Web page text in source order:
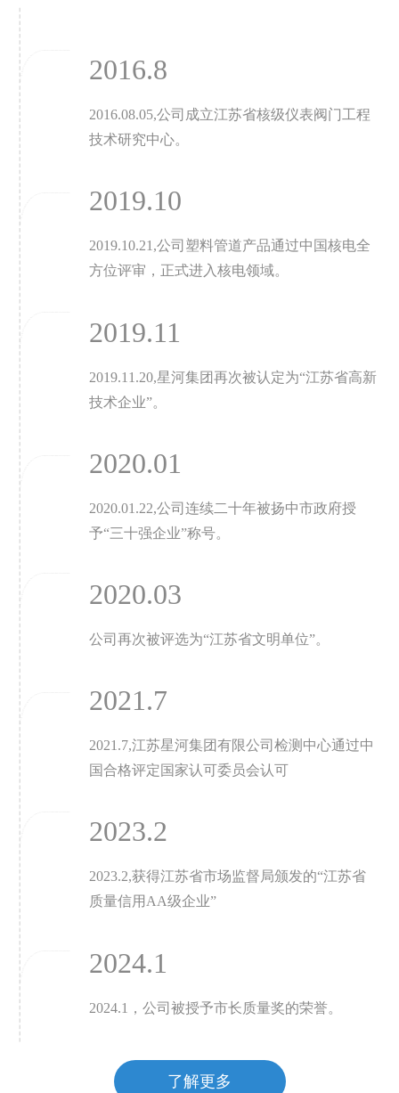
2016.8
2016.08.05,公司成立江苏省核级仪表阀门工程
技术研究中心。
2019.10
2019.10.21,公司塑料管道产品通过中国核电全
方位评审，正式进入核电领域。
2019.11
2019.11.20,星河集团再次被认定为“江苏省高新
技术企业”。
2020.01
2020.01.22,公司连续二十年被扬中市政府授
予“三十强企业”称号。
2020.03
公司再次被评选为“江苏省文明单位”。
2021.7
2021.7,江苏星河集团有限公司检测中心通过中
国合格评定国家认可委员会认可
2023.2
2023.2,获得江苏省市场监督局颁发的“江苏省
质量信用AA级企业”
2024.1
2024.1，公司被授予市长质量奖的荣誉。
了解更多